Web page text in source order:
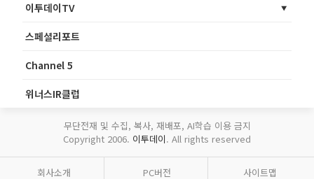
이투데이TV
스페셜리포트
Channel 5
위너스IR클럽
무단전재 및 수집, 복사, 재배포, AI학습 이용 금지
Copyright 2006. 이투데이. All rights reserved
회사소개 PC버전 사이트맵